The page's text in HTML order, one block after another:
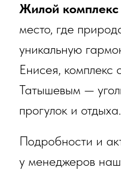
Жилой комплекс
место, где
уникальную
Енисея, комплекс
Татышевым —
прогулок и отдыха.
Подробности и
у менеджеров